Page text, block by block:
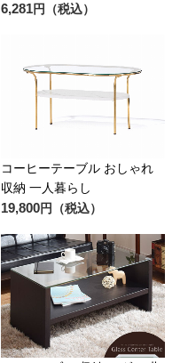
6,281円（税込）
コーヒーテーブル おしゃれ
収納 一人暮らし
19,800円（税込）